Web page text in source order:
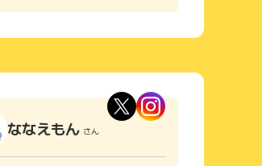
ななえもん さん